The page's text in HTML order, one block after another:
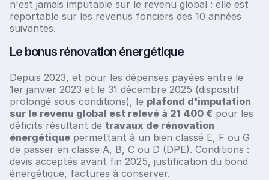
n'est jamais imputable sur le revenu global : elle est
reportable sur les revenus fonciers des 10 années
suivantes.
Le bonus rénovation énergétique
Depuis 2023, et pour les dépenses payées entre le
1er janvier 2023 et le 31 décembre 2025 (dispositif
prolongé sous conditions), le plafond d'imputation
sur le revenu global est relevé à 21 400 € pour les
déficits résultant de travaux de rénovation
énergétique permettant à un bien classé E, F ou G
de passer en classe A, B, C ou D (DPE). Conditions :
devis acceptés avant fin 2025, justification du bond
énergétique, factures à conserver.